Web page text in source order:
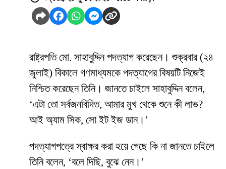
রাষ্ট্রপতি মো. সাহাবুদ্দিন পদত্যাগ করেছেন। শুক্রবার (২৪
জুলাই) বিকালে গণমাধ্যমকে পদত্যাগের বিষয়টি নিজেই
নিশ্চিত করেছেন তিনি। জানতে চাইলে সাহাবুদ্দিন বলেন,
‘এটা তো সর্বজনবিদিত, আমার মুখ থেকে শুনে কী লাভ?
আই অ্যাম সিক, সো ইট ইজ ডান।’
পদত্যাগপত্রে স্বাক্ষর করা হয়ে গেছে কি না জানতে চাইলে
তিনি বলেন, ‘বলে দিছি, বুঝে নেন।’